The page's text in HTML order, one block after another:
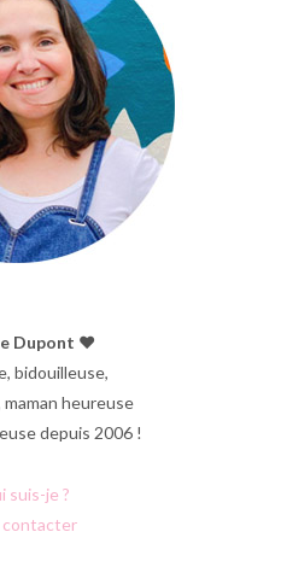
Dupont ♥︎
bidouilleuse,
heureuse
depuis 2006 !
suis-je ?
contacter